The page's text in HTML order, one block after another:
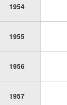
1954
1955
1956
1957